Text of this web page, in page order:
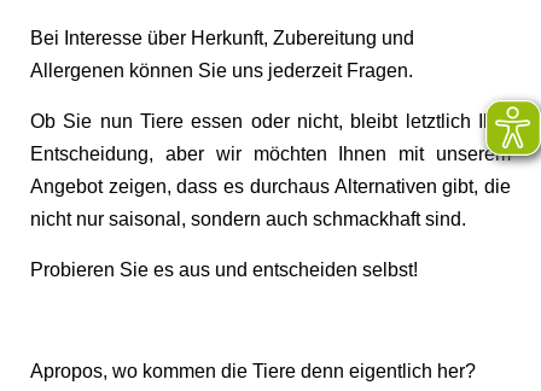
Bei Interesse über Herkunft, Zubereitung und
Allergenen können Sie uns jederzeit Fragen.
Ob Sie nun Tiere essen oder nicht, bleibt letztlich Ihre
Entscheidung, aber wir möchten Ihnen mit unserem
Angebot zeigen, dass es durchaus Alternativen gibt, die
nicht nur saisonal, sondern auch schmackhaft sind.
Probieren Sie es aus und entscheiden selbst!
Apropos, wo kommen die Tiere denn eigentlich her?